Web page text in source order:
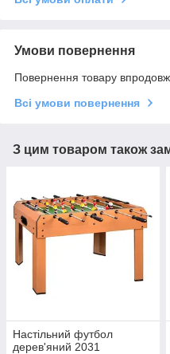
Умови повернення
Повернення товару
Всі умови повернення
З цим товаром також
Настільний футбол
дерев'яний 2031